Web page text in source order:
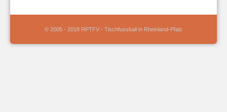
© 2005 - 2018 RPTFV - Tischfussball in Rheinland-Pfalz